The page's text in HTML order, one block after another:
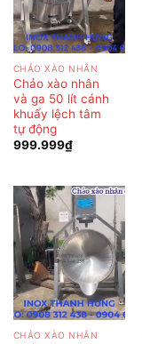
CHẢO XÀO NHÂN
Chảo xào nhân
và ga 50 lít cánh
khuấy lệch tâm
tự động
999.999₫
CHẢO XÀO NHÂN